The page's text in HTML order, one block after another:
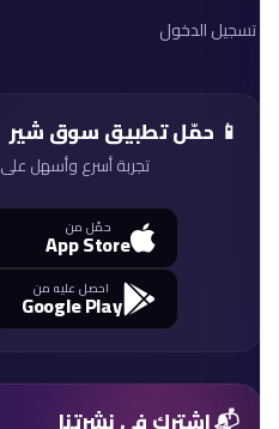
تسجيل الدخول
📱 حمّل تطبيق سوق شير
تجربة أسرع وأسهل
حمّل من
App Store
احصل عليه من
Google Play